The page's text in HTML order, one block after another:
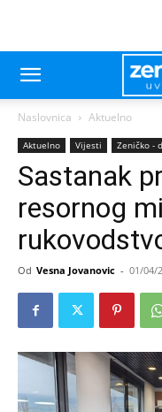
Naslovnica Aktuelno
Aktuelno Vijesti Zeničko -
Sastanak
resornog
Od Vesna Jovanovic - 01/04/